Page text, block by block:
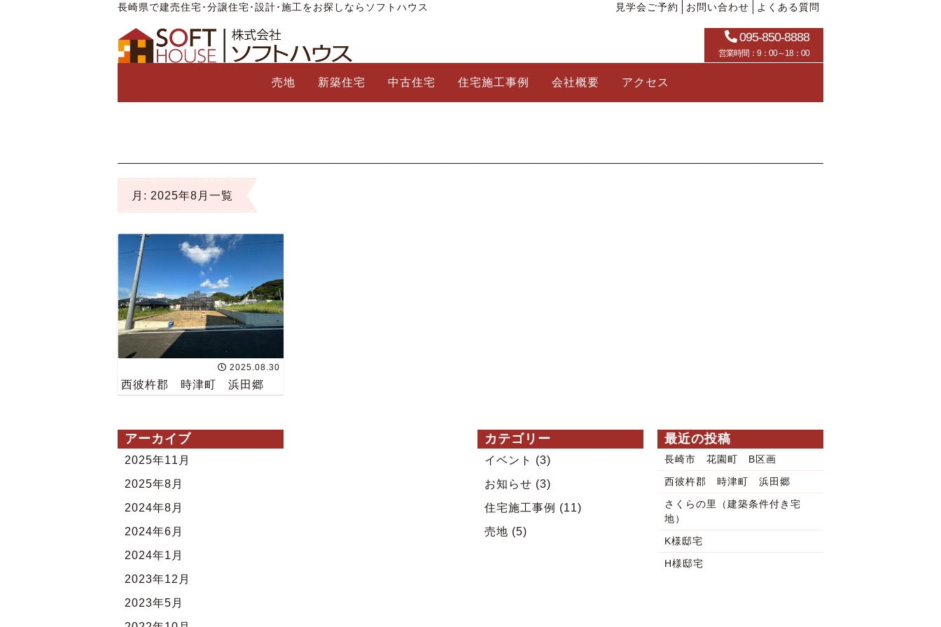
長崎県で建売住宅･分譲住宅･設計･施工をお探しならソフトハウス 見学会ご予約 お問い合わせ よくある質問
095-850-8888
営業時間：9：00～18：00
売地 新築住宅 中古住宅 住宅施工事例 会社概要 アクセス
月: 2025年8月 一覧
2025.08.30
西彼杵郡 時津町 浜田郷
アーカイブ
2025年11月
2025年8月
2024年8月
2024年6月
2024年1月
2023年12月
2023年5月
カテゴリー
イベント (3)
お知らせ (3)
住宅施工事例 (11)
売地 (5)
最近の投稿
長崎市 花園町 B区画
西彼杵郡 時津町 浜田郷
さくらの里（建築条件付き宅
地）
K様邸宅
H様邸宅